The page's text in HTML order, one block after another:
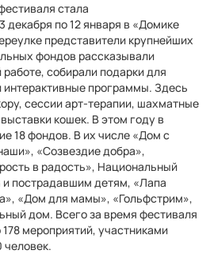
стала
декабря по 12 января в «Домике
представители крупнейших
фондов рассказывали
собирали подарки для
программы. Здесь
сессии арт-терапии, шахматные
кошек. В этом году в
18 фондов. В их числе «Дом с
«Созвездие добра»,
в радость», Национальный
пострадавшим детям, «Лапа
«Дом для мамы», «Гольфстрим»,
дом. Всего за время фестиваля
мероприятий, участниками
человек.